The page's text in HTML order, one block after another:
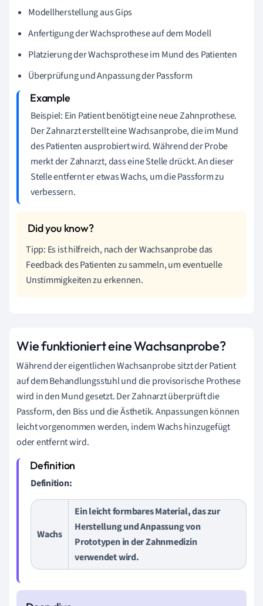
Modellherstellung aus Gips
Anfertigung der Wachsprothese auf dem Modell
Platzierung der Wachsprothese im Mund des Patienten
Überprüfung und Anpassung der Passform
Beispiel: Ein Patient benötigt eine neue Zahnprothese.
Der Zahnarzt erstellt eine Wachsanprobe, die im Mund
des Patienten ausprobiert wird. Während der Probe
merkt der Zahnarzt, dass eine Stelle drückt. An dieser
Stelle entfernt er etwas Wachs, um die Passform zu
verbessern.
Tipp: Es ist hilfreich, nach der Wachsanprobe das
Feedback des Patienten zu sammeln, um eventuelle
Unstimmigkeiten zu erkennen.
Wie funktioniert eine Wachsanprobe?
Während der eigentlichen Wachsanprobe sitzt der Patient
auf dem Behandlungsstuhl und die provisorische Prothese
wird in den Mund gesetzt. Der Zahnarzt überprüft die
Passform, den Biss und die Ästhetik. Anpassungen können
leicht vorgenommen werden, indem Wachs hinzugefügt
oder entfernt wird.
Definition:
Wachs
Ein leicht formbares Material, das zur
Herstellung und Anpassung von
Prototypen in der Zahnmedizin
verwendet wird.